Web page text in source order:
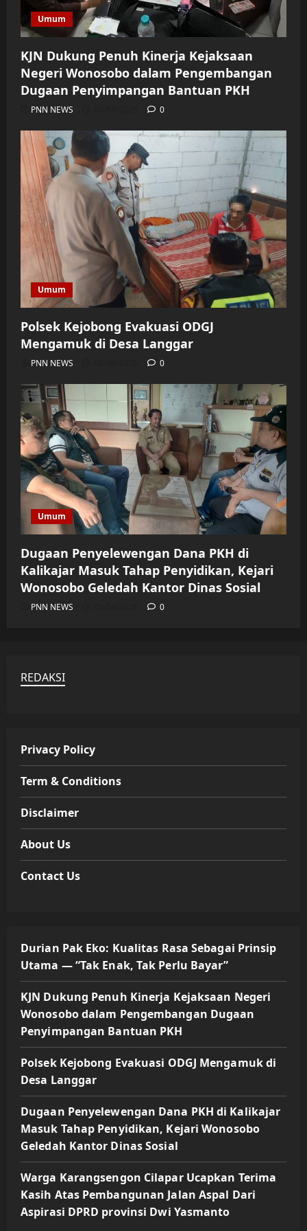
Umum
KJN Dukung Penuh Kinerja Kejaksaan
Negeri Wonosobo dalam Pengembangan
Dugaan Penyimpangan Bantuan PKH
PNN NEWS 0
Umum
Polsek Kejobong Evakuasi ODGJ
Mengamuk di Desa Langgar
PNN NEWS 0
Umum
Dugaan Penyelewengan Dana PKH di
Kalikajar Masuk Tahap Penyidikan, Kejari
Wonosobo Geledah Kantor Dinas Sosial
PNN NEWS 0
REDAKSI
Privacy Policy
Term & Conditions
Disclaimer
About Us
Contact Us
Durian Pak Eko: Kualitas Rasa Sebagai Prinsip
Utama — “Tak Enak, Tak Perlu Bayar”
KJN Dukung Penuh Kinerja Kejaksaan Negeri
Wonosobo dalam Pengembangan Dugaan
Penyimpangan Bantuan PKH
Polsek Kejobong Evakuasi ODGJ Mengamuk di
Desa Langgar
Dugaan Penyelewengan Dana PKH di Kalikajar
Masuk Tahap Penyidikan, Kejari Wonosobo
Geledah Kantor Dinas Sosial
Warga Karangsengon Cilapar Ucapkan Terima
Kasih Atas Pembangunan Jalan Aspal Dari
Aspirasi DPRD provinsi Dwi Yasmanto